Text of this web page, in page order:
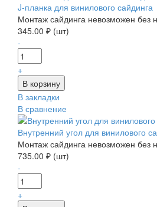
J-планка для винилового сайдинга
Монтаж сайдинга невозможен без
345.00 ₽ (шт)
-
+
В закладки
В сравнение
Внутренний угол для винилового
Монтаж сайдинга невозможен без
735.00 ₽ (шт)
-
+